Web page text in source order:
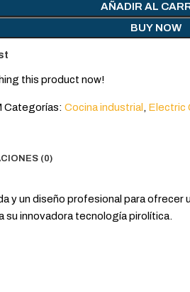
AÑADIR AL
BUY NOW
this product now!
Categorías: Cocina industrial , Electric
(0)
y un diseño profesional para ofrecer
su innovadora tecnología pirolítica.